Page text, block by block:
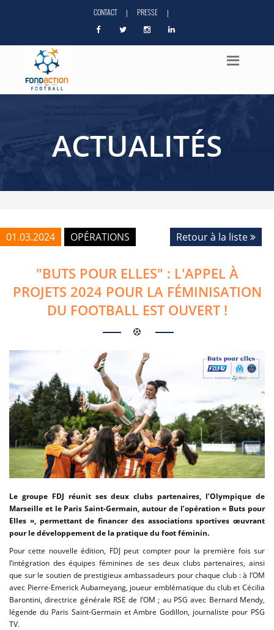
CONTACT | PRESSE |
ACTUALITÉS
01.03.2024 OPÉRATIONS Retour à la liste
"BUTS POUR ELLES" : L'APPEL À
PROJETS 2024 POUR LA FÉMINISATION
DU FOOTBALL EST OUVERT !
Le groupe FDJ réunit ses deux clubs partenaires, l’Olympique de
Marseille et le Paris Saint-Germain, autour de l’opération « Buts pour
Elles », permettant de financer des associations sportives œuvrant
pour le développement de la pratique du foot féminin.
Pour cette nouvelle édition, FDJ peut compter pour la première fois sur
l’intégration des équipes féminines de ses deux clubs partenaires, ainsi
que sur le soutien de prestigieux ambassadeurs pour chaque club : à l’OM
avec Pierre-Emerick Aubameyang, joueur emblématique du club et Cécilia
Barontini, directrice générale RSE de l’OM ; au PSG avec Bernard Mendy,
légende du Paris Saint-Germain et Ambre Godillon, journaliste pour PSG
TV.